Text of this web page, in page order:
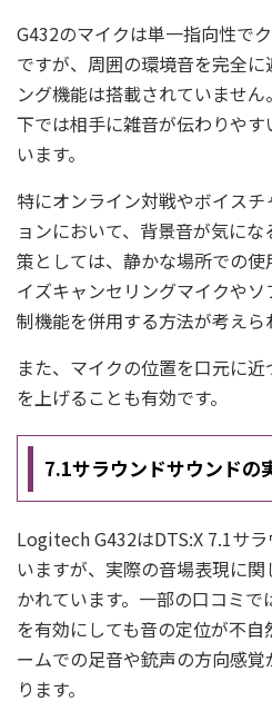
G432のマイクは単一指向性で
ですが、周囲の環境音を完全
ング機能は搭載されていませ
下では相手に雑音が伝わりや
います。
特にオンライン対戦やボイス
ョンにおいて、背景音が気に
策としては、静かな場所での
イズキャンセリングマイクや
制機能を併用する方法が考えら
また、マイクの位置を口元に
を上げることも有効です。
7.1サラウンドサウンドの
Logitech G432はDTS:X 7.1サ
いますが、実際の音場表現に
かれています。一部の口コミ
を有効にしても音の定位が不
ームでの足音や銃声の方向感
ります。